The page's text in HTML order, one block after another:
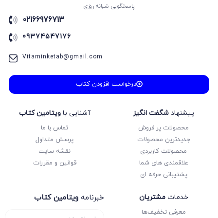
انسان و محیط زیست
بانک نهایی
بدون دسته‌بندی
پاور تست
پایه کنکور
پایه ی انسانی
پایه ی تجربی
پایه ی ریاضی
پر تکرار
پر سوال
پیشنهاد شگفت انگیز
محصولات پر فروش
جدیدترین محصولات
محصولات کاربردی
علاقمندی های شما
پشتیبانی حرفه ای
آشنایی باویتامین کتاب
تماس با ما
پرسش متداول
نقشه سایت
قوانین و مقررات
خدماتمشتریان
معرفی تخفیف‌ها
پاسخگویی شبانه روزی
02166976713
09374547176
Vitaminketab@gmail.com
درخواست افزودن کتاب
خبرنامه ویتامین کتاب